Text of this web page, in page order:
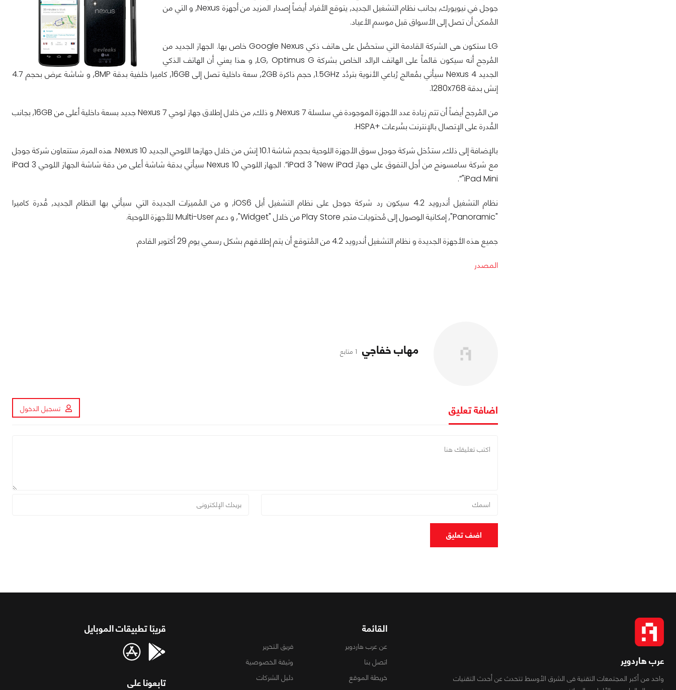
جوجل في نيويورك, بجانب نظام التشغيل الجديد, يتوقع الأفراد أيضاً إصدار المزيد من أجهزة Nexus, و التي من
المُمكن أن تصل إلى الأسواق قبل موسم الأعياد.
LG ستكون هى الشركة القادمة التي ستحصُل على هاتف ذكي Google Nexus خاص بها. الجهاز الجديد من
المُرجح أنه سيكون قائماً على الهاتف الرائد الخاص بشركة LG, Optimus G, و هذا يعني أن الهاتف الذكي
الجديد Nexus 4 سيأتي بمُعالج رُباعي الأنوية بتردُد 1.5GHz, حجم ذاكرة 2GB, سعة داخلية تصل إلى 16GB, كاميرا خلفية بدقة 8MP, و شاشة عرض بحجم 4.7
إنش بدقة 1280x768.
من المُرجح أيضاً أن تتم زيادة عدد الأجهزة الموجودة في سلسلة Nexus 7, و ذلك, من خلال إطلاق جهاز لوحي Nexus 7 جديد بسعة داخلية أعلى من 16GB, بجانب
القُدرة على الإتصال بالإنترنت بسُرعات +HSPA.
بالإضافة إلى ذلك, ستدُخل شركة جوجل سوق الأجهزة اللوحية بحجم شاشة 10.1 إنش من خلال جهازها اللوحي الجديد Nexus 10. هذه المرة, ستتعاون شركة جوجل
مع شركة سامسونج من أجل التفوق على جهاز iPad 3 "New iPad”. الجهاز اللوحي Nexus 10 سيأتي بدقة شاشة أعلى من دقة شاشة الجهاز اللوحي iPad 3
"iPad Mini”.
نظام التشغيل أندرويد 4.2 سيكون رد شركة جوجل على نظام التشغيل أبل iOS6, و من المُميزات الجديدة التي سيأتي بها النظام الجديد, قُدرة كاميرا
"Panoramic", إمكانية الوصول إلى مُحتويات متجر Play Store من خلال "Widget", و دعم Multi-User للأجهزة اللوحية.
جميع هذه الأجهزة الجديدة و نظام التشغيل أندرويد 4.2 من المُتوقع أن يتم إطلاقهم بشكل رسمي يوم 29 أكتوبر القادم.
المصدر
مهاب خفاجي 1 متابع
اضافة تعليق تسجيل الدخول
اضف تعليق
عرب هاردوير
واحد من أكبر المجتمعات التقنية فى الشرق الأوسط تتحدث عن أحدث التقنيات
القائمة
عن عرب هاردوير
فريق التحرير
اتصل بنا
وثيقة الخصوصية
خريطة الموقع
دليل الشركات
قريبًا تطبيقات الموبايل
تابعونا على